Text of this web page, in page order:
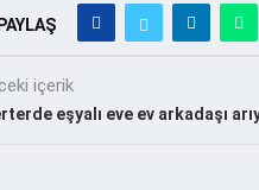
PAYLAŞ
içerik
eşyalı eve ev arkadaşı